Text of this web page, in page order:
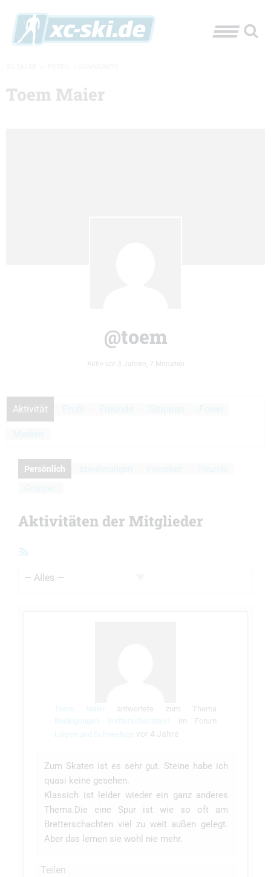
Toem Maier
@toem
Aktiv vor 3 Jahren, 7 Monaten
Aktivität
Persönlich
Aktivitäten der Mitglieder
Toem Maier
antwortete zum Thema
Bedingungen Bretterschachten?
im Forum
Loipen und Schneelage vor 4 Jahre
Zum Skaten ist es sehr gut. Steine habe ich
quasi keine gesehen.
Klassich ist leider wieder ein ganz anderes
Thema.Die eine Spur ist wie so oft am
Bretterschachten viel zu weit außen gelegt.
Aber das lernen sie wohl nie mehr.
Teilen